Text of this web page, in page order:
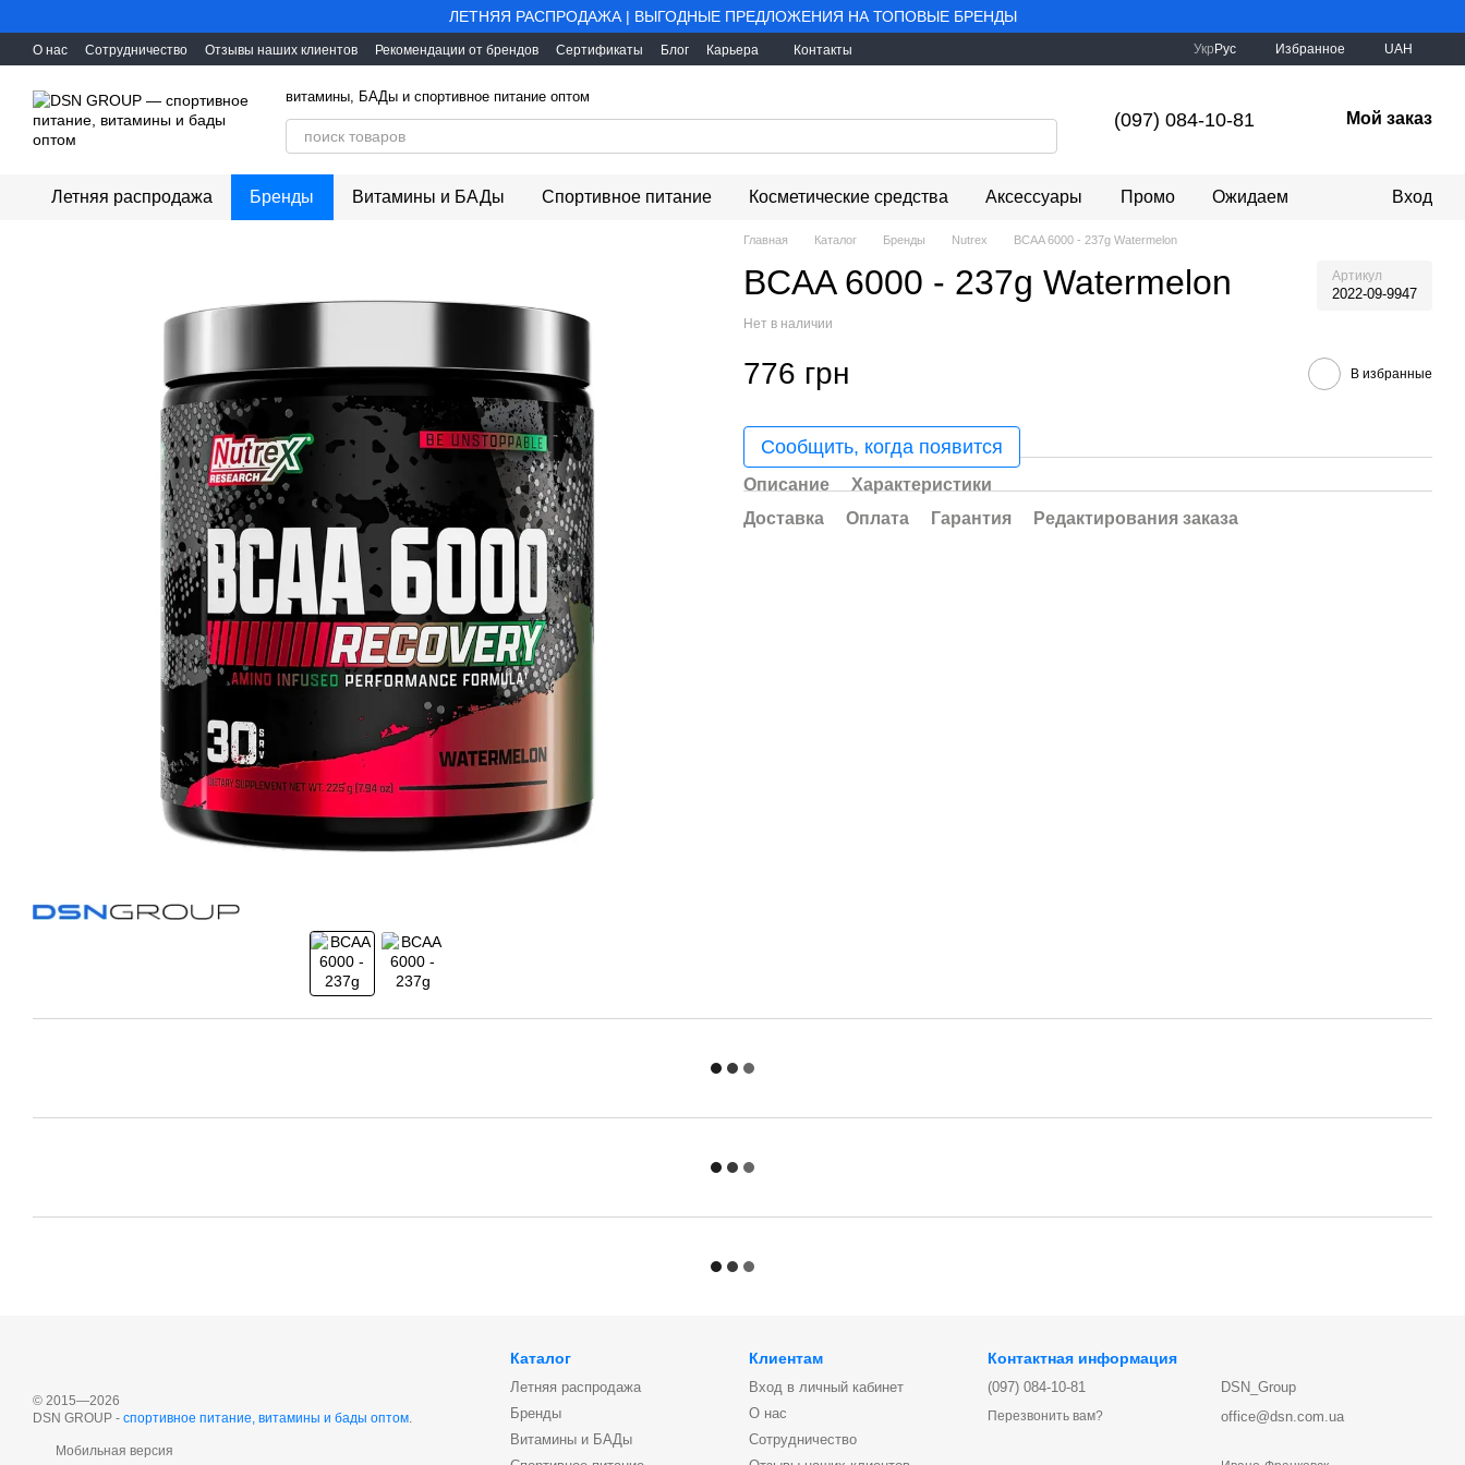
ЛЕТНЯЯ РАСПРОДАЖА | ВЫГОДНЫЕ ПРЕДЛОЖЕНИЯ НА ТОПОВЫЕ БРЕНДЫ
О нас Сотрудничество Отзывы наших клиентов Рекомендации от брендов Сертификаты Блог Карьера Контакты Укр Рус Избранное UAH
витамины, БАДы и спортивное питание оптом
(097) 084-10-81 Мой заказ
Летняя распродажа Бренды Витамины и БАДы Спортивное питание Косметические средства Аксессуары Промо Ожидаем Вход
Главная Каталог Бренды Nutrex BCAA 6000 - 237g Watermelon
BCAA 6000 - 237g Watermelon Артикул
2022-09-9947
Нет в наличии
776 грн В избранные
Сообщить, когда появится
Описание
Характеристики
Доставка
Оплата Гарантия Редактирования заказа
© 2015—2026
DSN GROUP - спортивное питание, витамины и бады оптом.
Мобильная версия
Каталог
Летняя распродажа
Бренды
Витамины и БАДы
Клиентам
Вход в личный кабинет
О нас
Сотрудничество
Контактная информация
(097) 084-10-81
Перезвонить вам?
DSN_Group
office@dsn.com.ua